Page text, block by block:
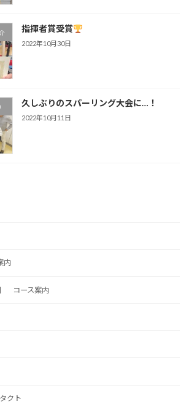
指揮者賞受賞
2022年10月30日
久しぶりのスパーリング大会に…！
2022年10月11日
内
】 コース案内
クト